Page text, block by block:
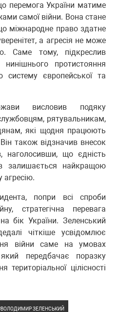
перемога України матиме
самої війни. Вона стане
міжнародне право здатне
а агресія не може
Саме тому, підкреслив
нинішнього протистояння
систему європейської та
висловив подяку
рятувальникам,
які щодня працюють
також відзначив внесок
наголосивши, що єдність
залишається найкращою
агресію.
попри всі спроби
стратегічна перевага
бік України. Зеленський
чіткіше усвідомлює
війни саме на умовах
передбачає поразку
територіальної цілісності
ВОЛОДИМИР ЗЕЛЕНСЬКИЙ